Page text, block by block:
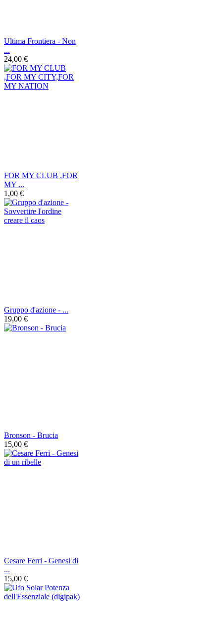
Ultima Frontiera - Non
...
24,00 €
FOR MY CLUB ,FOR
MY ...
1,00 €
Gruppo d'azione - ...
19,00 €
Bronson - Brucia
15,00 €
Cesare Ferri - Genesi di
...
15,00 €